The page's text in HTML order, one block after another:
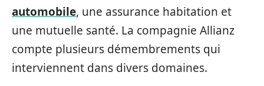
automobile, une assurance habitation et
une mutuelle santé. La compagnie Allianz
compte plusieurs démembrements qui
interviennent dans divers domaines.